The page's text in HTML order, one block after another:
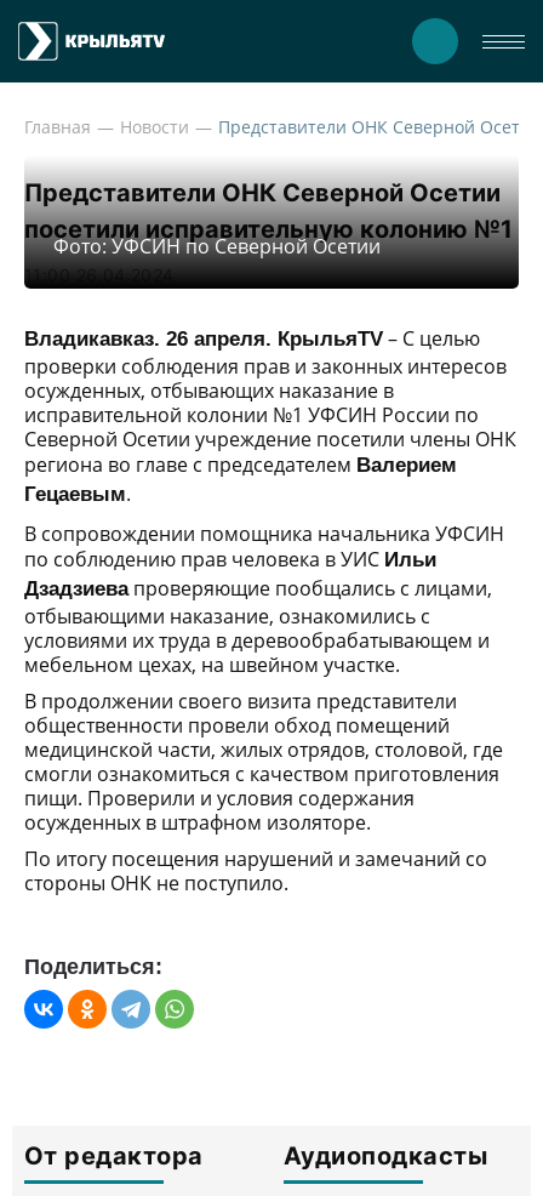
Главная Новости
Представители ОНК Северной Осетии
посетили исправительную колонию №1
11:00 26.04.2024
Фото: УФСИН по Северной Осетии
Владикавказ. 26 апреля. КрыльяTV – С целью
проверки соблюдения прав и законных интересов
осужденных, отбывающих наказание в
исправительной колонии №1 УФСИН России по
Северной Осетии учреждение посетили члены ОНК
региона во главе с председателем Валерием
Гецаевым.
В сопровождении помощника начальника УФСИН
по соблюдению прав человека в УИС Ильи
Дзадзиевапроверяющие пообщались с лицами,
отбывающими наказание, ознакомились с
условиями их труда в деревообрабатывающем и
мебельном цехах, на швейном участке.
В продолжении своего визита представители
общественности провели обход помещений
медицинской части, жилых отрядов, столовой, где
смогли ознакомиться с качеством приготовления
пищи. Проверили и условия содержания
осужденных в штрафном изоляторе.
По итогу посещения нарушений и замечаний со
стороны ОНК не поступило.
Поделиться:
От редактора Аудиоподкасты